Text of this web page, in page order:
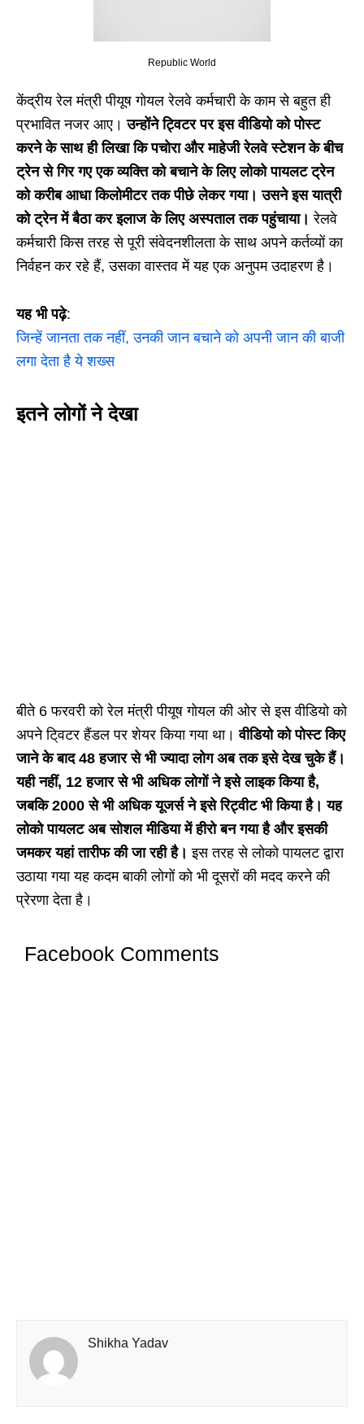
Republic World
केंद्रीय रेल मंत्री पीयूष गोयल रेलवे कर्मचारी के काम से बहुत ही
प्रभावित नजर आए।उन्होंने ट्विटर पर इस वीडियो को पोस्ट
करने के साथ ही लिखा कि पचोरा और माहेजी रेलवे स्टेशन के बीच
ट्रेन से गिर गए एक व्यक्ति को बचाने के लिए लोको पायलट ट्रेन
को करीब आधा किलोमीटर तक पीछे लेकर गया। उसने इस यात्री
को ट्रेन में बैठा कर इलाज के लिए अस्पताल तक पहुंचाया। रेलवे
कर्मचारी किस तरह से पूरी संवेदनशीलता के साथ अपने कर्तव्यों का
निर्वहन कर रहे हैं, उसका वास्तव में यह एक अनुपम उदाहरण है।
यह भी पढ़े:
जिन्हें जानता तक नहीं, उनकी जान बचाने को अपनी जान की बाजी
लगा देता है ये शख्स
इतने लोगों ने देखा
बीते 6 फरवरी को रेल मंत्री पीयूष गोयल की ओर से इस वीडियो को
अपने टि्वटर हैंडल पर शेयर किया गया था। वीडियो को पोस्ट किए
जाने के बाद 48 हजार से भी ज्यादा लोग अब तक इसे देख चुके हैं।
यही नहीं, 12 हजार से भी अधिक लोगों ने इसे लाइक किया है,
जबकि 2000 से भी अधिक यूजर्स ने इसे रिट्वीट भी किया है। यह
लोको पायलट अब सोशल मीडिया में हीरो बन गया है और इसकी
जमकर यहां तारीफ की जा रही है।इस तरह से लोको पायलट द्वारा
उठाया गया यह कदम बाकी लोगों को भी दूसरों की मदद करने की
प्रेरणा देता है।
Facebook Comments
Shikha Yadav